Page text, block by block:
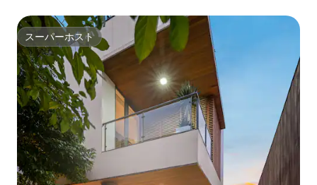
スーパーホスト
スーパーホスト